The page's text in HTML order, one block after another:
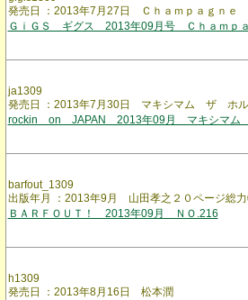
発売日 ：2013年7月27日 Ｃｈａｍｐａｇｎｅ
ＧｉＧＳ ギグス 2013年09月号 Ｃｈａｍｐ
ja1309
発売日 ：2013年7月30日 マキシマム ザ ホ
rockin on JAPAN 2013年09月 マキシマ
barfout_1309
出版年月 ：2013年9月 山田孝之２０ページ総
ＢＡＲＦＯＵＴ！ 2013年09月 ＮＯ.216
h1309
発売日 ：2013年8月16日 松本潤